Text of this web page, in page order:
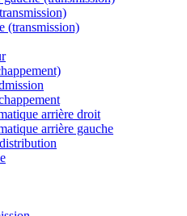
(transmission)
arrière droit
arrière gauche